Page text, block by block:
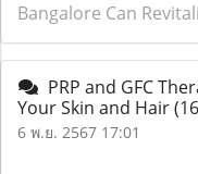
Bangalore Can
PRP and GFC
Your Skin and Hair
6 พ.ย. 2567 17:01